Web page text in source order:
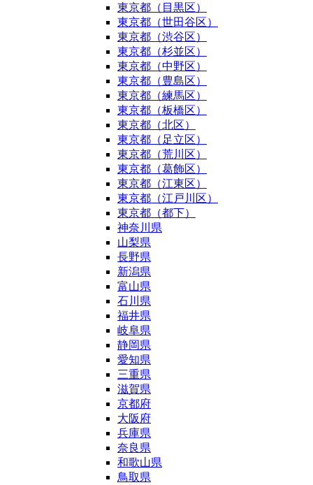
東京都（目黒区）
東京都（世田谷区）
東京都（渋谷区）
東京都（杉並区）
東京都（中野区）
東京都（豊島区）
東京都（練馬区）
東京都（板橋区）
東京都（北区）
東京都（足立区）
東京都（荒川区）
東京都（葛飾区）
東京都（江東区）
東京都（江戸川区）
東京都（都下）
神奈川県
山梨県
長野県
新潟県
富山県
石川県
福井県
岐阜県
静岡県
愛知県
三重県
滋賀県
京都府
大阪府
兵庫県
奈良県
和歌山県
鳥取県